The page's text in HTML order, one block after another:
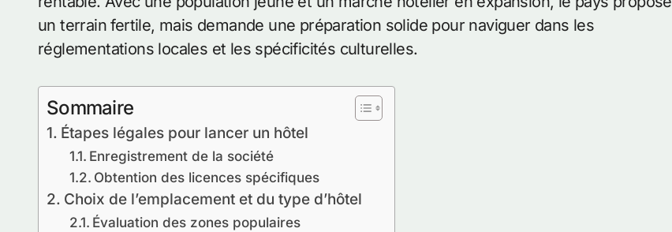
un terrain fertile, mais demande une préparation solide pour naviguer dans les
réglementations locales et les spécificités culturelles.
Sommaire
Étapes légales pour lancer un hôtel
Enregistrement de la société
Obtention des licences spécifiques
Choix de l’emplacement et du type d’hôtel
Évaluation des zones populaires